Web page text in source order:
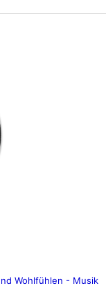
Wohlfühlen - Musik